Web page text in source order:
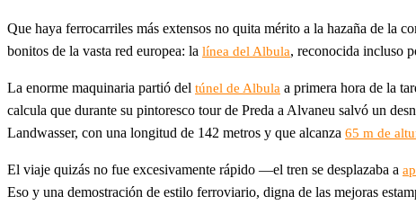
Que haya ferrocarriles más extensos no quita mérito a la hazaña de la
bonitos de la vasta red europea: la línea del Albula, reconocida incluso
La enorme maquinaria partió del túnel de Albula a primera hora de la
calcula que durante su pintoresco tour de Preda a Alvaneu salvó un
Landwasser, con una longitud de 142 metros y que alcanza 65 m de
El viaje quizás no fue excesivamente rápido —el tren se desplazaba a
Eso y una demostración de estilo ferroviario, digna de las mejoras